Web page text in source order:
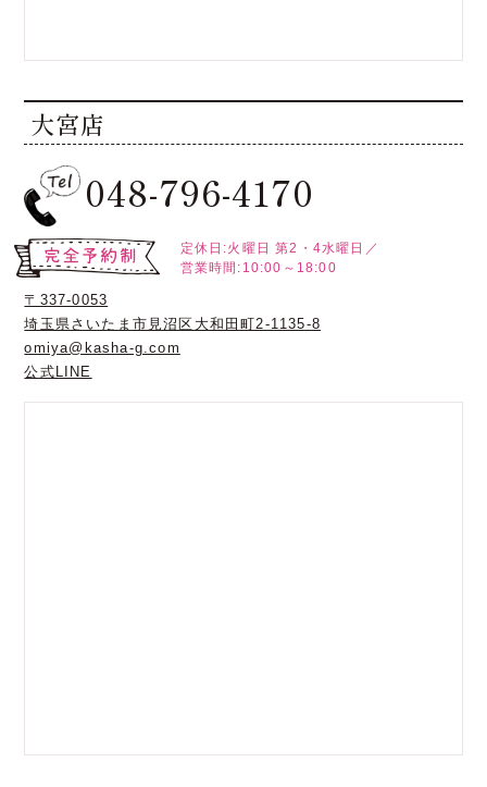
大宮店
048-796-4170
定休日:火曜日 第2・4水曜日／
営業時間:10:00～18:00
〒337-0053
埼玉県さいたま市見沼区大和田町2-1135-8
omiya@kasha-g.com
公式LINE